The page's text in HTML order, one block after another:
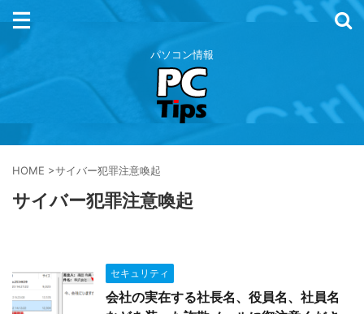
パソコン情報
HOME >サイバー犯罪注意喚起
サイバー犯罪注意喚起
セキュリティ
会社の実在する社長名、役員名、社員名